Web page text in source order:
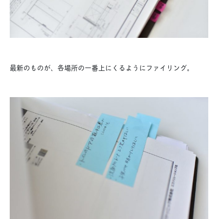
最新のものが、各場所の一番上にくるようにファイリング。